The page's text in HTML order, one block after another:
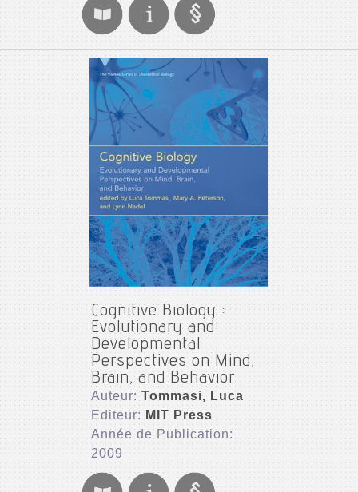
Cognitive Biology :
Evolutionary and
Developmental
Perspectives on Mind,
Brain, and Behavior
Auteur:Tommasi, Luca
Editeur: MIT Press
Année de Publication:
2009